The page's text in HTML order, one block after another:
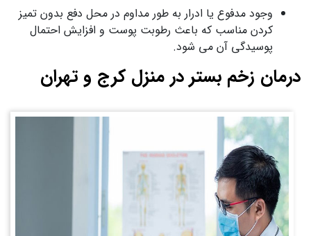
وجود مدفوع یا ادرار به طور مداوم در محل دفع بدون تمیز
کردن مناسب که باعث رطوبت پوست و افزایش احتمال
پوسیدگی آن می شود.
درمان زخم بستر در منزل کرج و تهران